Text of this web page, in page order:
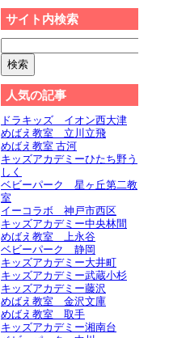
サイト内検索
人気の記事
ドラキッズ イオン西大津
めばえ教室 立川立飛
めばえ教室 古河
キッズアカデミーひたち野う
しく
ベビーパーク 星ヶ丘第二教
室
イーコラボ 神戸市西区
キッズアカデミー中央林間
めばえ教室 上永谷
ベビーパーク 静岡
キッズアカデミー大井町
キッズアカデミー武蔵小杉
キッズアカデミー藤沢
めばえ教室 金沢文庫
めばえ教室 取手
キッズアカデミー湘南台